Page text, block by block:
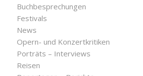
Buchbesprechungen
Festivals
News
Opern- und Konzertkritiken
Porträts – Interviews
Reisen